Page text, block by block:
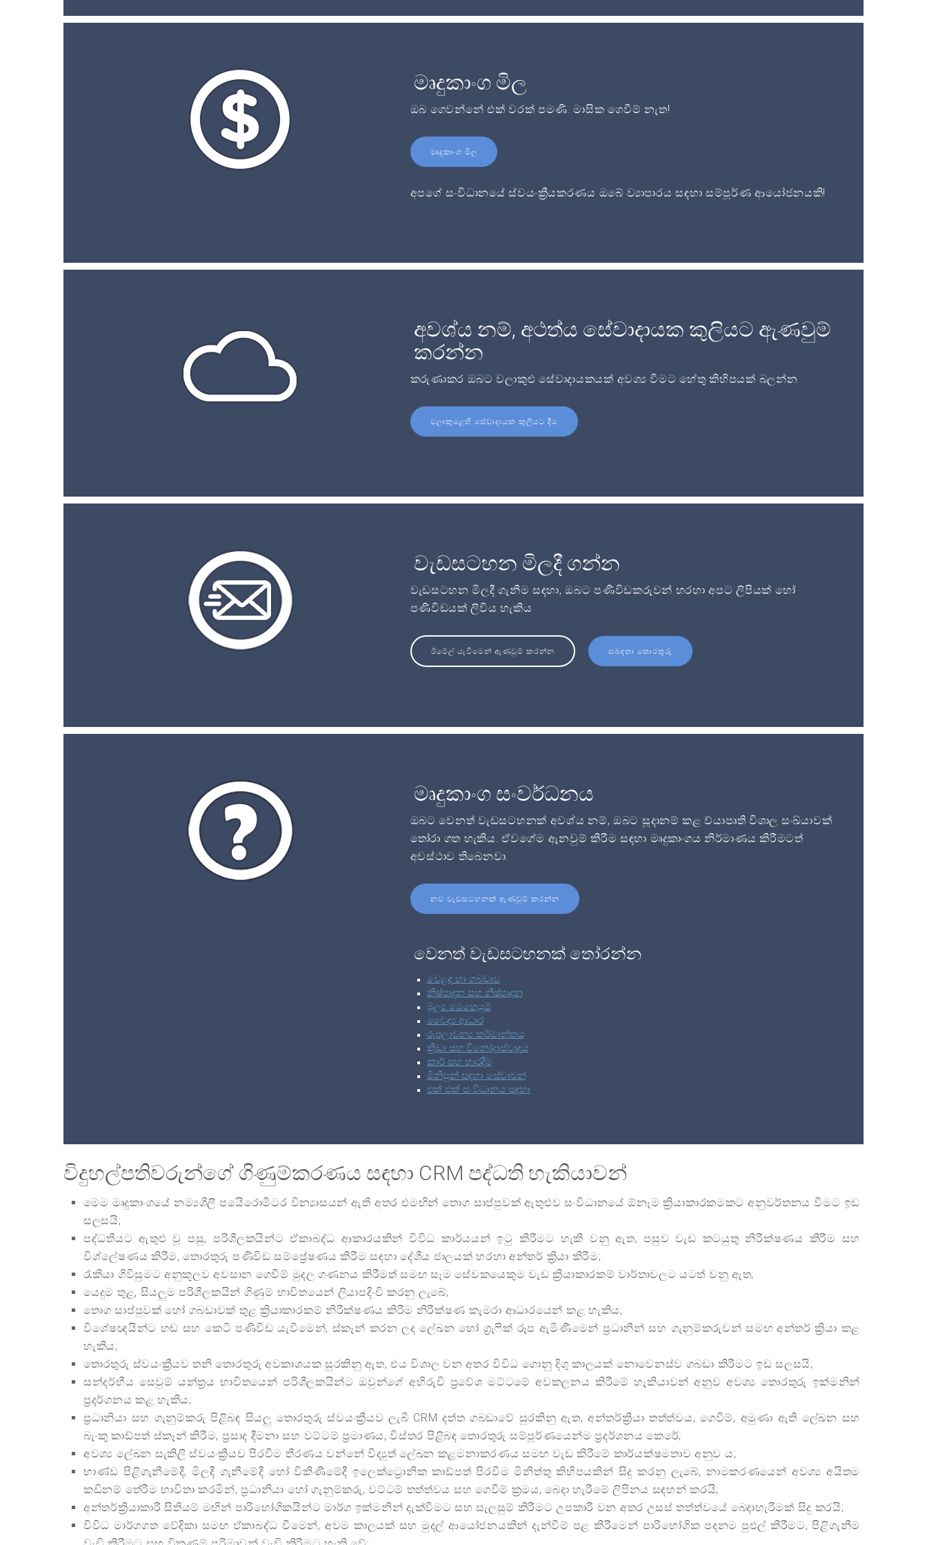
මෘදුකාංග මිල
ඔබ ගෙවන්නේ එක් වරක් පමණි. මාසික ගෙවීම් නැත!
මෘදුකාංග මිල
අපගේ සංවිධානයේ ස්වයංක්‍රීයකරණය ඔබේ ව්‍යාපාරය සඳහා සම්පූර්ණ ආයෝජනයකි!
අවශ්ය නම්, අථත්ය සේවාදායක කුලියට ඇණවුම්
කරන්න
කරුණාකර ඔබට වලාකුළු සේවාදායකයක් අවශ්‍ය වීමට හේතු කිහිපයක් බලන්න.
වලාකුළෙහි සේවාදායක කුලියට දීම
වැඩසටහන මිලදී ගන්න
වැඩසටහන මිලදී ගැනීම සඳහා, ඔබට පණිවිඩකරුවන් හරහා අපට ලිපියක් හෝ
පණිවිඩයක් ලිවිය හැකිය
ඊමේල් යැවීමෙන් ඇණවුම් කරන්න සබඳතා තොරතුරු
මෘදුකාංග සංවර්ධනය
ඔබට වෙනත් වැඩසටහනක් අවශ්ය නම්, ඔබට සූදානම් කළ ව්යාපෘති විශාල සංඛ්යාවක්
තෝරා ගත හැකිය. ඒවගේම ඇනවුම් කිරීම සඳහා මෘදුකාංගය නිර්මාණය කිරීමටත්
අවස්ථාව තිබෙනවා.
නව වැඩසටහනක් ඇණවුම් කරන්න
වෙනත් වැඩසටහනක් තෝරන්න
වෙළඳ හා ගබඩාව
නිෂ්පාදන සහ නිෂ්පාදන
මූල්‍ය මෙහෙයුම්
වෛද්‍ය ආධාර
රූපලාවන්‍ය කර්මාන්තය
ක්‍රීඩා සහ විනෝදාස්වාදය
කාර් සහ භාරදීම
මිනිසුන් සඳහා සේවාවන්
එක් එක් සංවිධානය සඳහා
විදුහල්පතිවරුන්ගේ ගිණුම්කරණය සඳහා CRM පද්ධති හැකියාවන්
මෙම මෘදුකාංගයේ නම්‍යශීලී පයිෙරොමීටර වින්‍යාසයන් ඇති අතර එමඟින් තොග සාප්පුවක් ඇතුළුව සංවිධානයේ ඕනෑම ක්‍රියාකාරකමකට අනුවර්තනය වීමට ඉඩ
සලසයි;
පද්ධතියට ඇතුළු වූ පසු, පරිශීලකයින්ට ඒකාබද්ධ ආකාරයකින් විවිධ කාර්යයන් ඉටු කිරීමට හැකි වනු ඇත, පසුව වැඩ කටයුතු නිරීක්ෂණය කිරීම සහ
විශ්ලේෂණය කිරීම, තොරතුරු පණිවිඩ සම්ප්‍රේෂණය කිරීම සඳහා දේශීය ජාලයක් හරහා අන්තර් ක්‍රියා කිරීම;
රැකියා ගිවිසුමට අනුකූලව අවසාන ගෙවීම් මුදල ගණනය කිරීමත් සමඟ සෑම සේවකයෙකුම වැඩ ක්‍රියාකාරකම් වාර්තාවලට යටත් වනු ඇත;
යෙදුම තුළ, සියලුම පරිශීලකයින් ගිණුම් භාවිතයෙන් ලියාපදිංචි කරනු ලැබේ;
තොග සාප්පුවක් හෝ ගබඩාවක් තුළ ක්‍රියාකාරකම් නිරීක්ෂණය කිරීම නිරීක්ෂණ කැමරා ආධාරයෙන් කළ හැකිය;
විශේෂඥයින්ට හඬ සහ කෙටි පණිවිඩ යැවීමෙන්, ස්කෑන් කරන ලද ලේඛන හෝ ග්‍රැෆික් රූප ඇමිණීමෙන් ප්‍රධානීන් සහ ගැනුම්කරුවන් සමඟ අන්තර් ක්‍රියා කළ
හැකිය;
තොරතුරු ස්වයංක්‍රීයව තනි තොරතුරු අවකාශයක සුරකිනු ඇත, එය විශාල වන අතර විවිධ ගොනු දිගු කාලයක් නොවෙනස්ව ගබඩා කිරීමට ඉඩ සලසයි;
සන්දර්භීය සෙවුම් යන්ත්‍රය භාවිතයෙන් පරිශීලකයින්ට ඔවුන්ගේ අභිරුචි ප්‍රවේශ මට්ටමේ අවකලනය කිරීමේ හැකියාවන් අනුව අවශ්‍ය තොරතුරු ඉක්මනින්
ප්‍රදර්ශනය කළ හැකිය;
ප්‍රධානියා සහ ගැනුම්කරු පිළිබඳ සියලු තොරතුරු ස්වයංක්‍රීයව ලැබී CRM දත්ත ගබඩාවේ සුරකිනු ඇත, අන්තර්ක්‍රියා තත්ත්වය, ගෙවීම්, අමුණා ඇති ලේඛන සහ
බැංකු කාඩ්පත් ස්කෑන් කිරීම, ප්‍රසාද දීමනා සහ වට්ටම් ප්‍රමාණය, විස්තර පිළිබඳ තොරතුරු සම්පූර්ණයෙන්ම ප්‍රදර්ශනය කෙරේ;
අවශ්‍ය ලේඛන සැකිලි ස්වයංක්‍රීයව පිරවීම තීරණය වන්නේ විද්‍යුත් ලේඛන කළමනාකරණය සමඟ වැඩ කිරීමේ කාර්යක්ෂමතාව අනුව ය;
භාණ්ඩ පිළිගැනීමේදී, මිලදී ගැනීමේදී හෝ විකිණීමේදී ඉලෙක්ට්‍රොනික කාඩ්පත් පිරවීම මිනිත්තු කිහිපයකින් සිදු කරනු ලැබේ, නාමකරණයෙන් අවශ්‍ය අයිතම
කඩිනම් තේරීම භාවිතා කරමින්, ප්‍රධානියා හෝ ගැනුම්කරු, වට්ටම් තත්ත්වය සහ ගෙවීම් ක්‍රමය, බෙදා හැරීමේ ලිපිනය සඳහන් කරයි;
අන්තර්ක්‍රියාකාරී සිතියම් මඟින් පාරිභෝගිකයින්ට මාර්ග ඉක්මනින් දැක්වීමට සහ සැලසුම් කිරීමට උපකාරී වන අතර උසස් තත්ත්වයේ බෙදාහැරීමක් සිදු කරයි;
විවිධ මාර්ගගත වේදිකා සමඟ ඒකාබද්ධ වීමෙන්, අවම කාලයක් සහ මුදල් ආයෝජනයකින් දැන්වීම් පළ කිරීමෙන් පාරිභෝගික පදනම පුළුල් කිරීමට, පිළිගැනීම